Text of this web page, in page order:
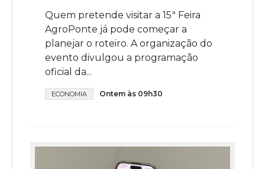
Quem pretende visitar a 15ª Feira
AgroPonte já pode começar a
planejar o roteiro. A organização do
evento divulgou a programação
oficial da...
ECONOMIA Ontem às 09h30